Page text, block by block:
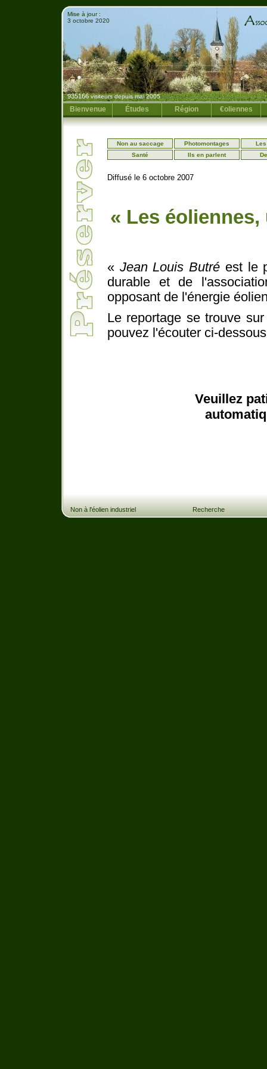
Mise à jour :
3 octobre 2020
935166visiteurs depuis mai 2005
Bienvenue Études Région €oliennes
Non au saccage Photomontages
Santé
Ils en parlent
Diffusé le 6 octobre 2007
« Les
« Jean Louis Butré est le
durable et de
opposant de l'énergie
Le reportage se trouve
pouvez l'écouter ci-
Veuillez
Non à l'éolien industriel Recherche